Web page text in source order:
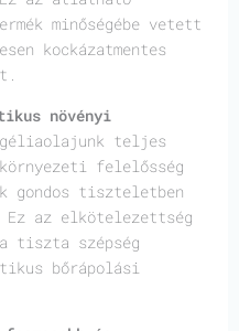
minőségébe vetett
kockázatmentes
növényi
teljes
felelősség
gondos tiszteletben
az elkötelezettség
tiszta szépség
bőrápolási